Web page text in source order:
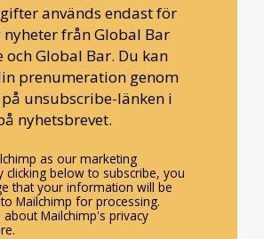
används endast för
från Global Bar
och Global Bar. Du kan
prenumeration genom
unsubscribe-länken i
nyhetsbrevet.
as our marketing
clicking below to subscribe, you
that your information will be
Mailchimp for processing.
Mailchimp's privacy